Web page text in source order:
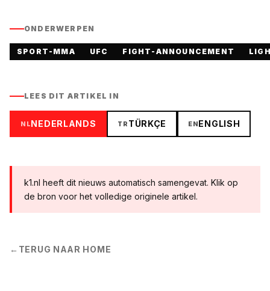
ONDERWERPEN
SPORT-MMA UFC FIGHT-ANNOUNCEMENT
LEES DIT ARTIKEL IN
NLNEDERLANDS TR TÜRKÇE ENENGLISH
k1.nl heeft dit nieuws automatisch samengevat. Klik op
de bron voor het volledige originele artikel.
← TERUG NAAR HOME